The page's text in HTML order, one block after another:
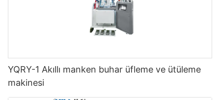
YQRY-1 Akıllı manken buhar üfleme ve ütüleme
makinesi